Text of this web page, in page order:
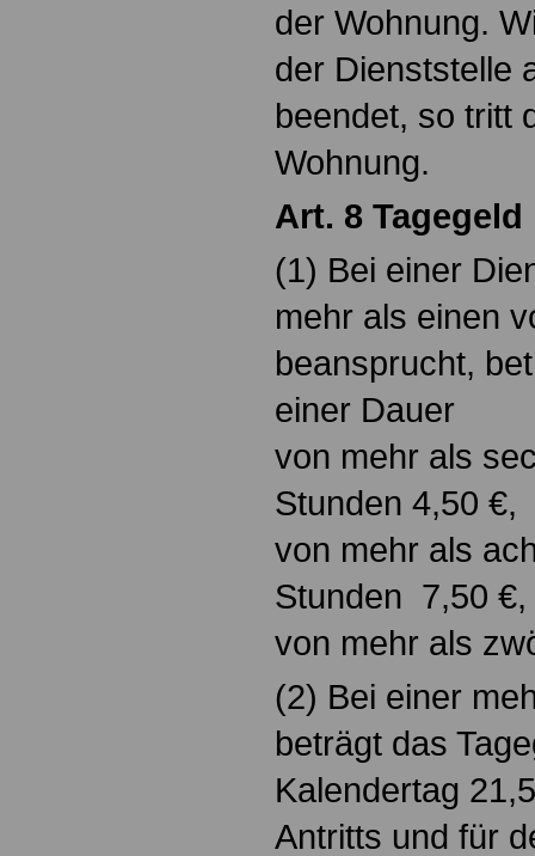
der Wohnung.
der Dienststelle
beendet, so tritt
Wohnung.
Art. 8 Tagegeld
(1) Bei einer
mehr als einen
beansprucht,
einer Dauer
von mehr als
Stunden 4,50 €,
von mehr als
Stunden 7,50 €,
von mehr als
(2) Bei einer
beträgt das
Kalendertag
Antritts und für